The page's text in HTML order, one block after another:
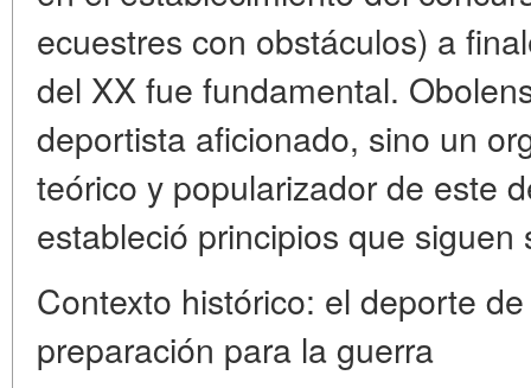
ecuestres con obstáculos) a
del XX fue fundamental.
deportista aficionado, sino un
teórico y popularizadorde este
estableció principios que siguen
Contexto histórico: el deporte
preparación para la guerra